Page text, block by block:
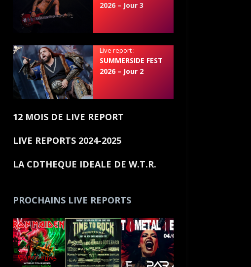
2026 – Jour 3
Live report :
SUMMERSIDE FEST
2026 – Jour 2
12 MOIS DE LIVE REPORT
LIVE REPORTS 2024-2025
LA CDTHEQUE IDEALE DE W.T.R.
PROCHAINS LIVE REPORTS